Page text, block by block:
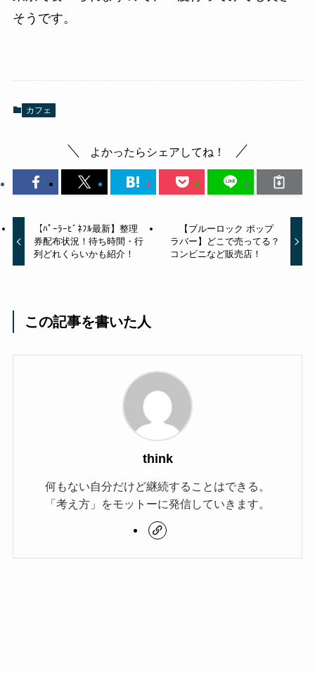
そうです。
カフェ
よかったらシェアしてね！
【ﾊﾟｰﾗｰﾋﾞﾈﾌﾙ最新】整理
券配布状況！待ち時間・行
列どれくらいかも紹介！
【ブルーロック ポップ
ラバー】どこで売ってる？
コンビニなど販売店！
この記事を書いた人
think
何もない自分だけど継続することはできる。
「考え方」をモットーに発信していきます。